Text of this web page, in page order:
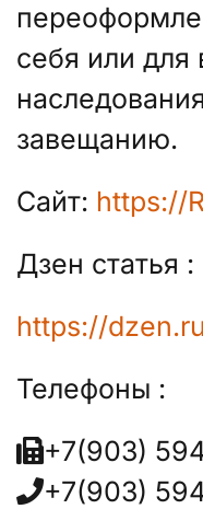
себя или для
завещанию.
Сайт: https://
Дзен статья :
https://
Телефоны :
+7(903)
+7(903)